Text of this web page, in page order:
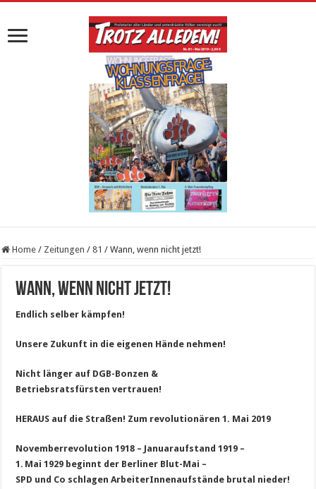
Home / Zeitungen / 81 / Wann, wenn nicht jetzt!
Wann, wenn nicht jetzt!
Endlich selber kämpfen!
Unsere Zukunft in die eigenen Hände nehmen!
Nicht länger auf DGB-Bonzen &
Betriebsratsfürsten vertrauen!
HERAUS auf die Straßen! Zum revolutionären 1. Mai 2019
Novemberrevolution 1918 – Januaraufstand 1919 –
1. Mai 1929 beginnt der Berliner Blut-Mai –
SPD und Co schlagen ArbeiterInnenaufstände brutal nieder!